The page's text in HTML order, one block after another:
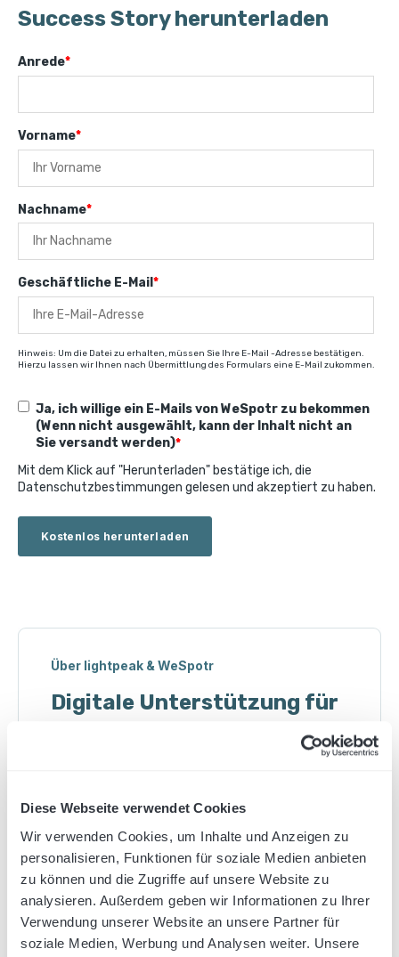
Diese Webseite verwendet Cookies
Wir verwenden Cookies, um Inhalte und Anzeigen zu
personalisieren, Funktionen für soziale Medien anbieten
zu können und die Zugriffe auf unsere Website zu
analysieren. Außerdem geben wir Informationen zu Ihrer
Verwendung unserer Website an unsere Partner für
soziale Medien, Werbung und Analysen weiter. Unsere
Success Story herunterladen
Anrede*
Vorname*
Nachname*
Geschäftliche E-Mail *
Hinweis: Um die Datei zu erhalten, müssen Sie Ihre E-Mail -Adresse bestätigen.
Hierzu lassen wir Ihnen nach Übermittlung des Formulars eine E-Mail zukommen.
Ja, ich willige ein E-Mails von WeSpotr zu bekommen
(Wenn nicht ausgewählt, kann der Inhalt nicht an
Sie versandt werden)*
Mit dem Klick auf "Herunterladen" bestätige ich, die
Datenschutzbestimmungen gelesen und akzeptiert zu haben.
Über lightpeak & WeSpotr
Digitale Unterstützung für
Erhobene Daten laufen unmittelbar im
intuitiven Dashboard zusammen
Filtern nach Location,
Erhebungszeitpunkt, u.v.m.
Exporte in verschiedenen Formaten